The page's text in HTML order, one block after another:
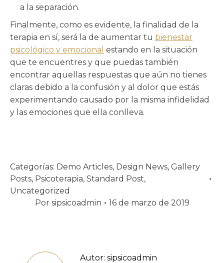
a la separación.
Finalmente, como es evidente, la finalidad de la
terapia en sí, será la de aumentar tu bienestar
psicológico y emocional estando en la situación
que te encuentres y que puedas también
encontrar aquellas respuestas que aún no tienes
claras debido a la confusión y al dolor que estás
experimentando causado por la misma infidelidad
y las emociones que ella conlleva.
Categorías: Demo Articles, Design News, Gallery
Posts, Psicoterapia, Standard Post,
Uncategorized
Por sipsicoadmin 16 de marzo de 2019
Autor: sipsicoadmin